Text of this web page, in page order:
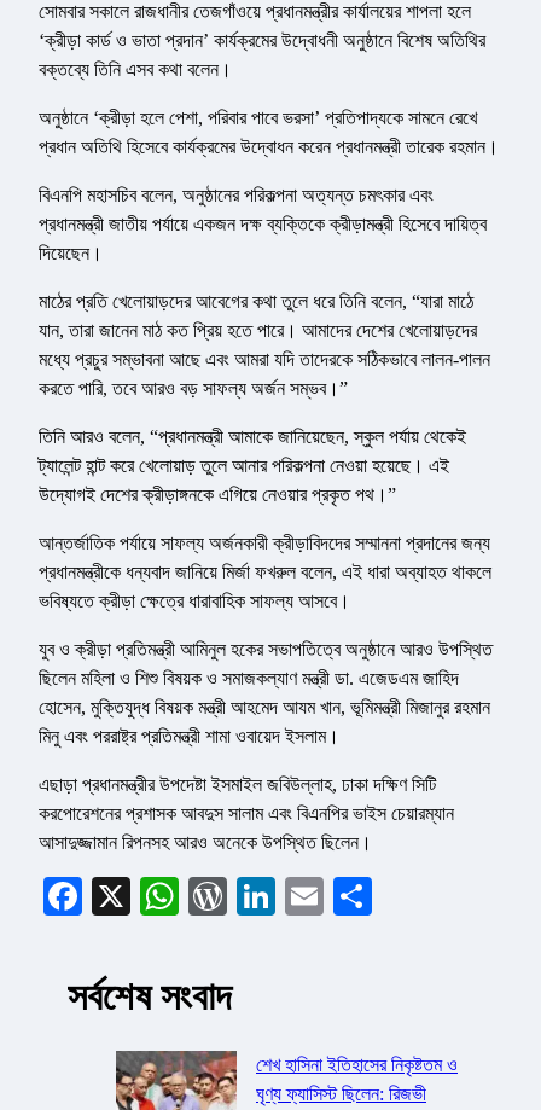
সোমবার সকালে রাজধানীর তেজগাঁওয়ে প্রধানমন্ত্রীর কার্যালয়ের শাপলা হলে
‘ক্রীড়া কার্ড ও ভাতা প্রদান’ কার্যক্রমের উদ্বোধনী অনুষ্ঠানে বিশেষ অতিথির
বক্তব্যে তিনি এসব কথা বলেন।
অনুষ্ঠানে ‘ক্রীড়া হলে পেশা, পরিবার পাবে ভরসা’ প্রতিপাদ্যকে সামনে রেখে
প্রধান অতিথি হিসেবে কার্যক্রমের উদ্বোধন করেন প্রধানমন্ত্রী তারেক রহমান।
বিএনপি মহাসচিব বলেন, অনুষ্ঠানের পরিকল্পনা অত্যন্ত চমৎকার এবং
প্রধানমন্ত্রী জাতীয় পর্যায়ে একজন দক্ষ ব্যক্তিকে ক্রীড়ামন্ত্রী হিসেবে দায়িত্ব
দিয়েছেন।
মাঠের প্রতি খেলোয়াড়দের আবেগের কথা তুলে ধরে তিনি বলেন, “যারা মাঠে
যান, তারা জানেন মাঠ কত প্রিয় হতে পারে। আমাদের দেশের খেলোয়াড়দের
মধ্যে প্রচুর সম্ভাবনা আছে এবং আমরা যদি তাদেরকে সঠিকভাবে লালন-পালন
করতে পারি, তবে আরও বড় সাফল্য অর্জন সম্ভব।”
তিনি আরও বলেন, “প্রধানমন্ত্রী আমাকে জানিয়েছেন, স্কুল পর্যায় থেকেই
ট্যালেন্ট হান্ট করে খেলোয়াড় তুলে আনার পরিকল্পনা নেওয়া হয়েছে। এই
উদ্যোগই দেশের ক্রীড়াঙ্গনকে এগিয়ে নেওয়ার প্রকৃত পথ।”
আন্তর্জাতিক পর্যায়ে সাফল্য অর্জনকারী ক্রীড়াবিদদের সম্মাননা প্রদানের জন্য
প্রধানমন্ত্রীকে ধন্যবাদ জানিয়ে মির্জা ফখরুল বলেন, এই ধারা অব্যাহত থাকলে
ভবিষ্যতে ক্রীড়া ক্ষেত্রে ধারাবাহিক সাফল্য আসবে।
যুব ও ক্রীড়া প্রতিমন্ত্রী আমিনুল হকের সভাপতিত্বে অনুষ্ঠানে আরও উপস্থিত
ছিলেন মহিলা ও শিশু বিষয়ক ও সমাজকল্যাণ মন্ত্রী ডা. এজেডএম জাহিদ
হোসেন, মুক্তিযুদ্ধ বিষয়ক মন্ত্রী আহমেদ আযম খান, ভূমিমন্ত্রী মিজানুর রহমান
মিনু এবং পররাষ্ট্র প্রতিমন্ত্রী শামা ওবায়েদ ইসলাম।
এছাড়া প্রধানমন্ত্রীর উপদেষ্টা ইসমাইল জবিউল্লাহ, ঢাকা দক্ষিণ সিটি
করপোরেশনের প্রশাসক আবদুস সালাম এবং বিএনপির ভাইস চেয়ারম্যান
আসাদুজ্জামান রিপনসহ আরও অনেকে উপস্থিত ছিলেন।
Facebook
X WhatsApp
WordPress
LinkedIn
Email
সর্বশেষ সংবাদ
শেখ হাসিনা ইতিহাসের নিকৃষ্টতম ও
ঘৃণ্য ফ্যাসিস্ট ছিলেন: রিজভী